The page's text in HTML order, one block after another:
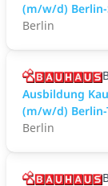
(m/w/d) Berlin-
Berlin
Ausbildung
(m/w/d)
Berlin